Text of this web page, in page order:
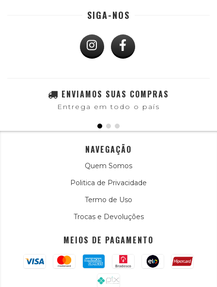
SIGA-NOS
ENVIAMOS SUAS COMPRAS
Entrega em todo o país
NAVEGAÇÃO
Quem Somos
Politica de Privacidade
Termo de Uso
Trocas e Devoluções
MEIOS DE PAGAMENTO